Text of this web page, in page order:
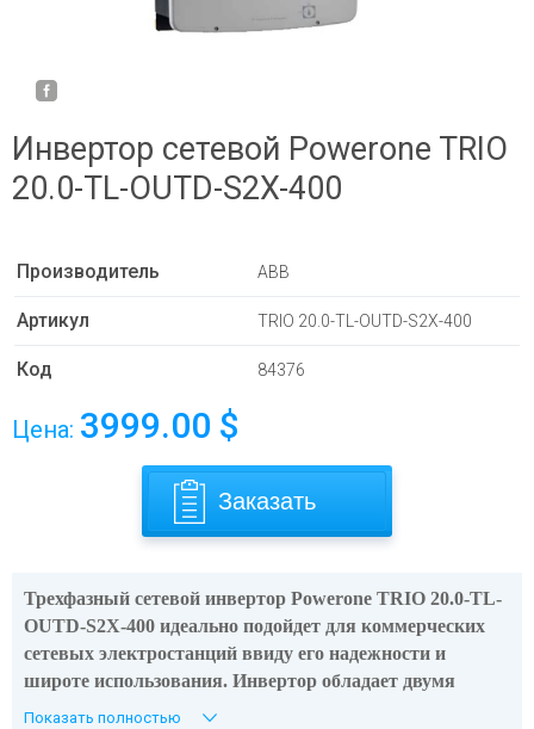
Инвертор cетевой Powerone TRIO
20.0-TL-OUTD-S2X-400
Производитель ABB
Артикул TRIO 20.0-TL-OUTD-S2X-400
Код 84376
Цена: 3999.00 $
Заказать
Трехфазный cетевой инвертор Powerone TRIO 20.0-TL-
OUTD-S2X-400 идеально подойдет для коммерческих
сетевых электростанций ввиду его надежности и
широте использования. Инвертор обладает двумя
независимыми МРРT-входами, что позволяет
Показать полностью